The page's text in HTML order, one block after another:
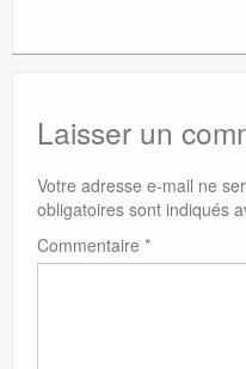
Laisser un
Votre adresse e-mail ne
obligatoires sont indiqués
Commentaire *